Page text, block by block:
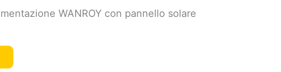
WANROY con pannello solare